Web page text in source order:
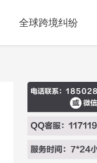
全球跨境纠纷